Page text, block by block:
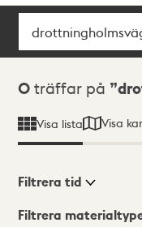
Sök
Sökresultat
0 träffar på
Visa lista Visa
Visningsläge
Filtrera tid
Filtrera